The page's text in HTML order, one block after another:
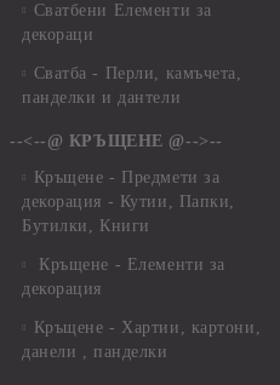
Сватбени Елементи за
декораци
Сватба - Перли, камъчета,
панделки и дантели
--<--@ КРЪЩЕНЕ @-->--
Кръщене - Предмети за
декорация - Кутии, Папки,
Бутилки, Книги
Кръщене - Елементи за
декорация
Кръщене - Хартии, картони,
данели , панделки